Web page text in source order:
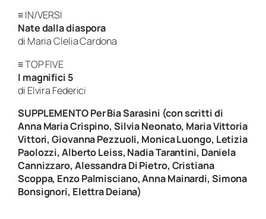
≡ IN/VERSI
Nate dalla diaspora
di Maria Clelia Cardona
≡ TOP FIVE
I magnifici 5
di Elvira Federici
SUPPLEMENTO Per Bia Sarasini (con scritti di
Anna Maria Crispino, Silvia Neonato, Maria Vittoria
Vittori, Giovanna Pezzuoli, Monica Luongo, Letizia
Paolozzi, Alberto Leiss, Nadia Tarantini, Daniela
Cannizzaro, Alessandra Di Pietro, Cristiana
Scoppa, Enzo Palmisciano, Anna Mainardi, Simona
Bonsignori, Elettra Deiana)